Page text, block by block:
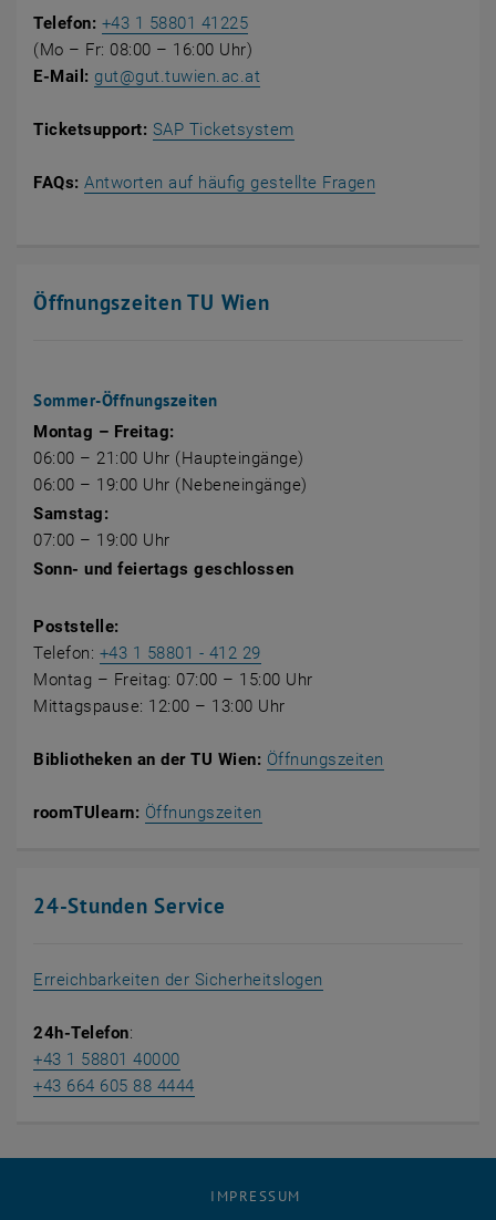
Telefon: +43 1 58801 41225
(Mo – Fr: 08:00 – 16:00 Uhr)
E-Mail: gut@gut.tuwien.ac.at
Ticketsupport: SAP Ticketsystem, öffnet eine externe URL
FAQs: Antworten auf häufig gestellte Fragen
Öffnungszeiten TU Wien
Sommer-Öffnungszeiten
Montag – Freitag:
06:00 – 21:00 Uhr (Haupteingänge)
06:00 – 19:00 Uhr (Nebeneingänge)
Samstag:
07:00 – 19:00 Uhr
Sonn‐ und feiertags geschlossen
Poststelle:
Telefon: +43 1 58801 - 412 29
Montag – Freitag: 07:00 – 15:00 Uhr
Mittagspause: 12:00 – 13:00 Uhr
Bibliotheken an der TU Wien: Öffnungszeiten
roomTUlearn: Öffnungszeiten
24-Stunden Service
Erreichbarkeiten der Sicherheitslogen
24h-Telefon:
+43 1 58801 40000
+43 664 605 88 4444
IMPRESSUM